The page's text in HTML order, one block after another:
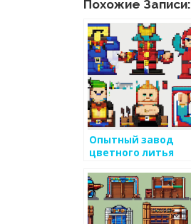
Похожие Записи:
Опытный завод
цветного литья